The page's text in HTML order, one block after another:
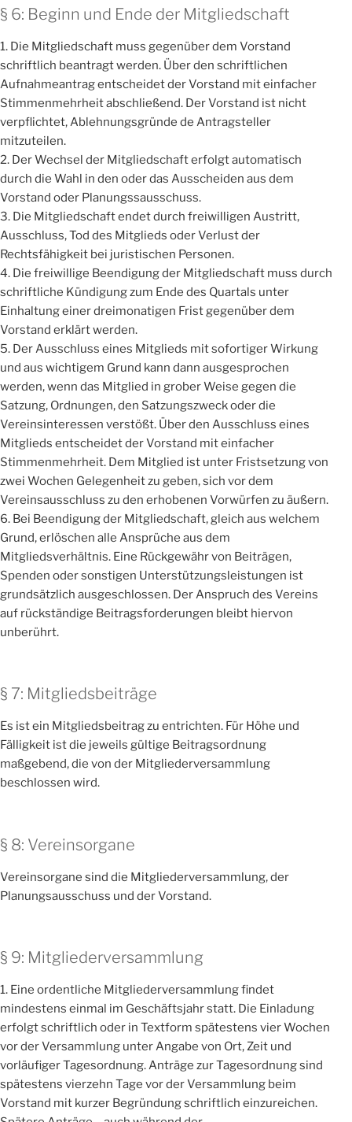
§ 6: Beginn und Ende der Mitgliedschaft
1. Die Mitgliedschaft muss gegenüber dem Vorstand
schriftlich beantragt werden. Über den schriftlichen
Aufnahmeantrag entscheidet der Vorstand mit einfacher
Stimmenmehrheit abschließend. Der Vorstand ist nicht
verpflichtet, Ablehnungsgründe de Antragsteller
mitzuteilen.
2. Der Wechsel der Mitgliedschaft erfolgt automatisch
durch die Wahl in den oder das Ausscheiden aus dem
Vorstand oder Planungssausschuss.
3. Die Mitgliedschaft endet durch freiwilligen Austritt,
Ausschluss, Tod des Mitglieds oder Verlust der
Rechtsfähigkeit bei juristischen Personen.
4. Die freiwillige Beendigung der Mitgliedschaft muss durch
schriftliche Kündigung zum Ende des Quartals unter
Einhaltung einer dreimonatigen Frist gegenüber dem
Vorstand erklärt werden.
5. Der Ausschluss eines Mitglieds mit sofortiger Wirkung
und aus wichtigem Grund kann dann ausgesprochen
werden, wenn das Mitglied in grober Weise gegen die
Satzung, Ordnungen, den Satzungszweck oder die
Vereinsinteressen verstößt. Über den Ausschluss eines
Mitglieds entscheidet der Vorstand mit einfacher
Stimmenmehrheit. Dem Mitglied ist unter Fristsetzung von
zwei Wochen Gelegenheit zu geben, sich vor dem
Vereinsausschluss zu den erhobenen Vorwürfen zu äußern.
6. Bei Beendigung der Mitgliedschaft, gleich aus welchem
Grund, erlöschen alle Ansprüche aus dem
Mitgliedsverhältnis. Eine Rückgewähr von Beiträgen,
Spenden oder sonstigen Unterstützungsleistungen ist
grundsätzlich ausgeschlossen. Der Anspruch des Vereins
auf rückständige Beitragsforderungen bleibt hiervon
unberührt.
§ 7: Mitgliedsbeiträge
Es ist ein Mitgliedsbeitrag zu entrichten. Für Höhe und
Fälligkeit ist die jeweils gültige Beitragsordnung
maßgebend, die von der Mitgliederversammlung
beschlossen wird.
§ 8: Vereinsorgane
Vereinsorgane sind die Mitgliederversammlung, der
Planungsausschuss und der Vorstand.
§ 9: Mitgliederversammlung
1. Eine ordentliche Mitgliederversammlung findet
mindestens einmal im Geschäftsjahr statt. Die Einladung
erfolgt schriftlich oder in Textform spätestens vier Wochen
vor der Versammlung unter Angabe von Ort, Zeit und
vorläufiger Tagesordnung. Anträge zur Tagesordnung sind
spätestens vierzehn Tage vor der Versammlung beim
Vorstand mit kurzer Begründung schriftlich einzureichen.